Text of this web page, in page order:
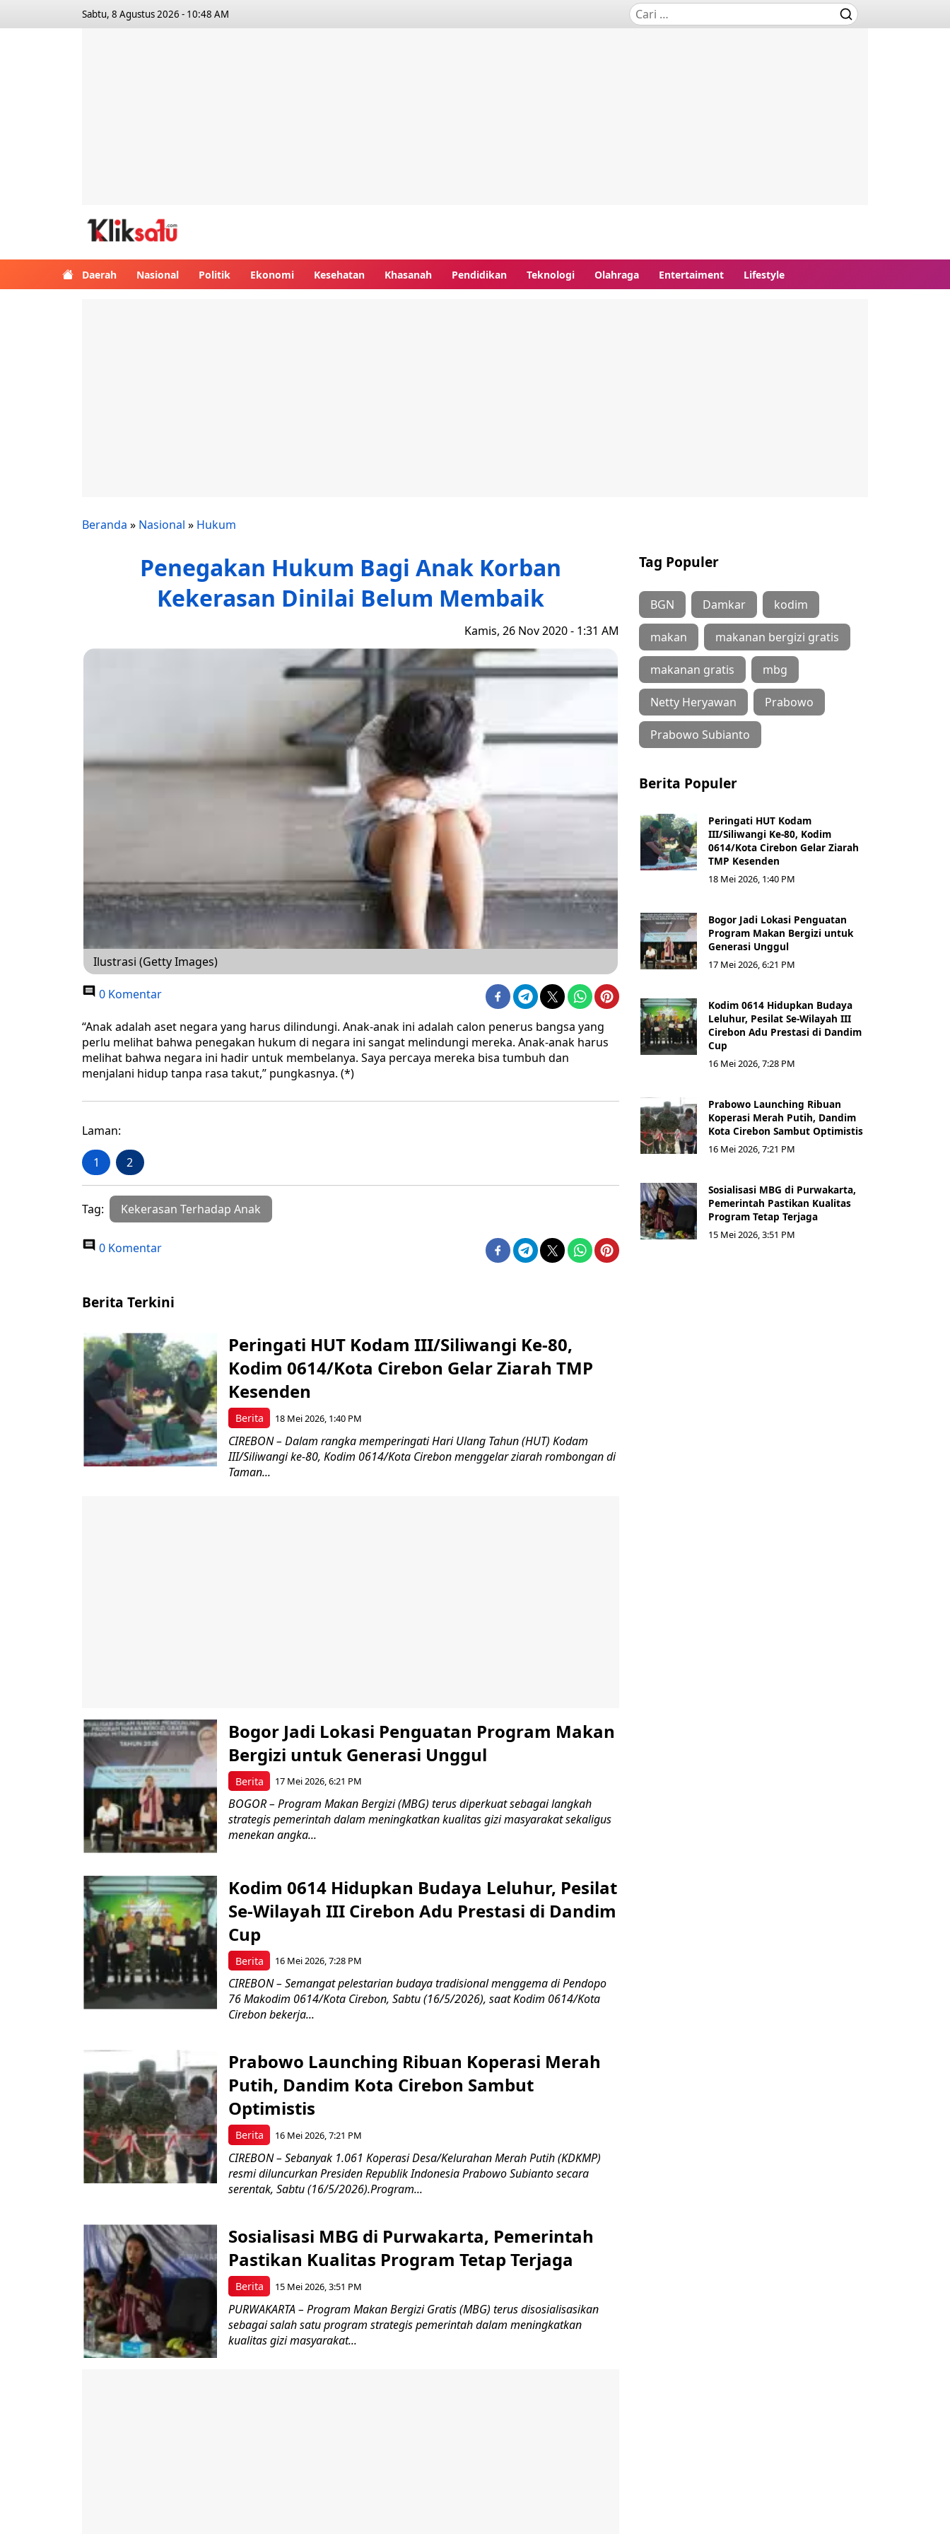
Sabtu, 8 Agustus 2026 - 10:48 AM
Daerah Nasional Politik Ekonomi Kesehatan Khasanah Pendidikan Teknologi Olahraga Entertaiment Lifestyle
Beranda » Nasional » Hukum
Penegakan Hukum Bagi Anak Korban
Kekerasan Dinilai Belum Membaik
Kamis, 26 Nov 2020 - 1:31 AM
Ilustrasi (Getty Images)
0 Komentar
“Anak adalah aset negara yang harus dilindungi. Anak-anak ini adalah calon penerus bangsa yang
perlu melihat bahwa penegakan hukum di negara ini sangat melindungi mereka. Anak-anak harus
melihat bahwa negara ini hadir untuk membelanya. Saya percaya mereka bisa tumbuh dan
menjalani hidup tanpa rasa takut,” pungkasnya. (*)
Laman:
1 2
Tag: Kekerasan Terhadap Anak
0 Komentar
Tag Populer
BGN Damkar kodim
makan makanan bergizi gratis
makanan gratis mbg
Netty Heryawan Prabowo
Prabowo Subianto
Berita Populer
Peringati HUT Kodam
III/Siliwangi Ke-80, Kodim
0614/Kota Cirebon Gelar Ziarah
TMP Kesenden
18 Mei 2026, 1:40 PM
Bogor Jadi Lokasi Penguatan
Program Makan Bergizi untuk
Generasi Unggul
17 Mei 2026, 6:21 PM
Kodim 0614 Hidupkan Budaya
Leluhur, Pesilat Se-Wilayah III
Cirebon Adu Prestasi di Dandim
Cup
16 Mei 2026, 7:28 PM
Prabowo Launching Ribuan
Koperasi Merah Putih, Dandim
Kota Cirebon Sambut Optimistis
16 Mei 2026, 7:21 PM
Sosialisasi MBG di Purwakarta,
Pemerintah Pastikan Kualitas
Program Tetap Terjaga
15 Mei 2026, 3:51 PM
Berita Terkini
Berita
Peringati HUT Kodam III/Siliwangi Ke-80,
Kodim 0614/Kota Cirebon Gelar Ziarah TMP
Kesenden
18 Mei 2026, 1:40 PM
CIREBON – Dalam rangka memperingati Hari Ulang Tahun (HUT) Kodam
III/Siliwangi ke-80, Kodim 0614/Kota Cirebon menggelar ziarah rombongan di
Taman...
Berita
Bogor Jadi Lokasi Penguatan Program Makan
Bergizi untuk Generasi Unggul
17 Mei 2026, 6:21 PM
BOGOR – Program Makan Bergizi (MBG) terus diperkuat sebagai langkah
strategis pemerintah dalam meningkatkan kualitas gizi masyarakat sekaligus
menekan angka...
Berita
Kodim 0614 Hidupkan Budaya Leluhur, Pesilat
Se-Wilayah III Cirebon Adu Prestasi di Dandim
Cup
16 Mei 2026, 7:28 PM
CIREBON – Semangat pelestarian budaya tradisional menggema di Pendopo
76 Makodim 0614/Kota Cirebon, Sabtu (16/5/2026), saat Kodim 0614/Kota
Cirebon bekerja...
Berita
Prabowo Launching Ribuan Koperasi Merah
Putih, Dandim Kota Cirebon Sambut
Optimistis
16 Mei 2026, 7:21 PM
CIREBON – Sebanyak 1.061 Koperasi Desa/Kelurahan Merah Putih (KDKMP)
resmi diluncurkan Presiden Republik Indonesia Prabowo Subianto secara
serentak, Sabtu (16/5/2026).Program...
Berita
Sosialisasi MBG di Purwakarta, Pemerintah
Pastikan Kualitas Program Tetap Terjaga
15 Mei 2026, 3:51 PM
PURWAKARTA – Program Makan Bergizi Gratis (MBG) terus disosialisasikan
sebagai salah satu program strategis pemerintah dalam meningkatkan
kualitas gizi masyarakat...